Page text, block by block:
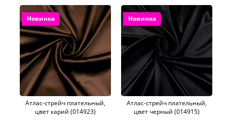
Новинка
Атлас-стрейч плательный,
цвет карий (014923)
Новинка
Атлас-стрейч плательный,
цвет черный (014915)